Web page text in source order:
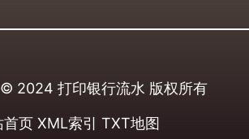
2024 打印银行流水 版权所有
首页 XML索引 TXT地图